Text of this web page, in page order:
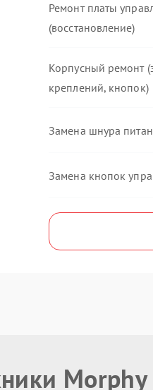
Ремонт платы
(восстановление)
Корпусный ремонт
креплений, кнопок)
Замена шнура
Замена кнопок